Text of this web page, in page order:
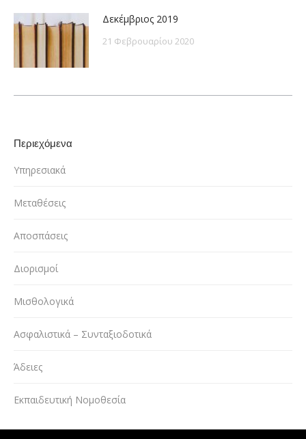
Δεκέμβριος 2019
21 Φεβρουαρίου 2020
Περιεχόμενα
Υπηρεσιακά
Μεταθέσεις
Αποσπάσεις
Διορισμοί
Μισθολογικά
Ασφαλιστικά – Συνταξιοδοτικά
Άδειες
Εκπαιδευτική Νομοθεσία